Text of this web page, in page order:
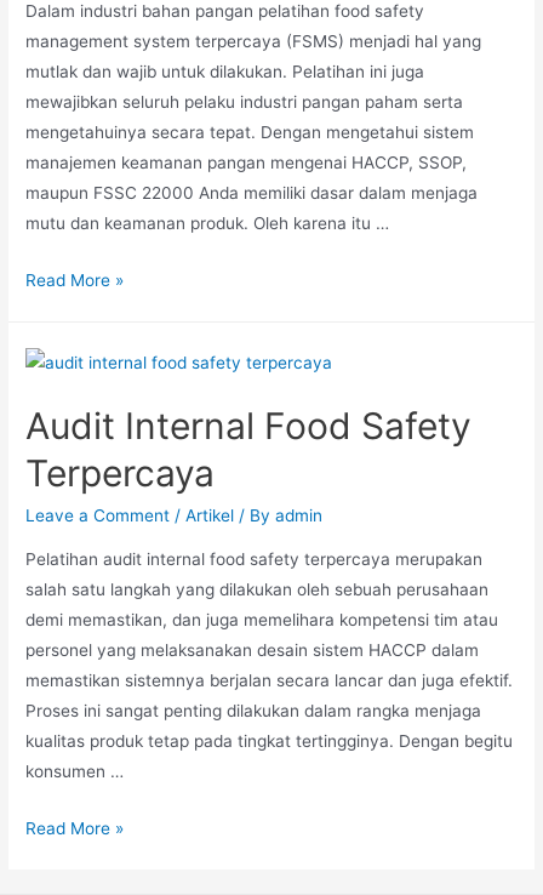
Dalam industri bahan pangan pelatihan food safety
management system terpercaya (FSMS) menjadi hal yang
mutlak dan wajib untuk dilakukan. Pelatihan ini juga
mewajibkan seluruh pelaku industri pangan paham serta
mengetahuinya secara tepat. Dengan mengetahui sistem
manajemen keamanan pangan mengenai HACCP, SSOP,
maupun FSSC 22000 Anda memiliki dasar dalam menjaga
mutu dan keamanan produk. Oleh karena itu …
Read More »
Audit Internal Food Safety
Terpercaya
Leave a Comment /Artikel / Byadmin
Pelatihan audit internal food safety terpercaya merupakan
salah satu langkah yang dilakukan oleh sebuah perusahaan
demi memastikan, dan juga memelihara kompetensi tim atau
personel yang melaksanakan desain sistem HACCP dalam
memastikan sistemnya berjalan secara lancar dan juga efektif.
Proses ini sangat penting dilakukan dalam rangka menjaga
kualitas produk tetap pada tingkat tertingginya. Dengan begitu
konsumen …
Read More »